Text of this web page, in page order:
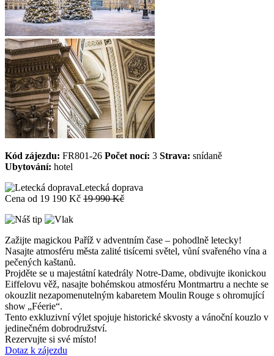
Kód zájezdu: FR801-26 Počet nocí: 3 Strava: snídaně
Ubytování: hotel
Letecká doprava
Cena od 19 190 Kč 19 990 Kč
Zažijte magickou Paříž v adventním čase – pohodlně letecky!
Nasajte atmosféru města zalité tisícemi světel, vůní svařeného vína a
pečených kaštanů.
Projděte se u majestátní katedrály Notre‑Dame, obdivujte ikonickou
Eiffelovu věž, nasajte bohémskou atmosféru Montmartru a nechte se
okouzlit nezapomenutelným kabaretem Moulin Rouge s ohromující
show „Féerie“.
Tento exkluzivní výlet spojuje historické skvosty a vánoční kouzlo v
jedinečném dobrodružství.
Rezervujte si své místo!
Dotaz k zájezdu